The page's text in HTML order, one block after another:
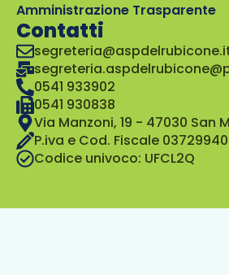
Amministrazione Trasparente
Contatti
0541 933902
0541 930838
Via Manzoni, 19 - 47030 San
P.iva e Cod. Fiscale
Codice univoco: UFCL2Q